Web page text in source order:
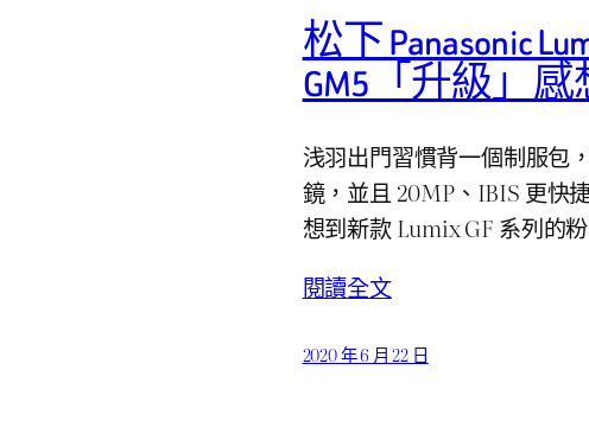
松下 Panasonic
GM5「升級」感
浅羽出門習慣背一個制服包
鏡，並且 20MP、IBIS 更快
想到新款 Lumix GF 系列的
閱讀全文
2020 年 6 月 22 日